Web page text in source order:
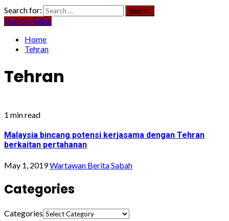
Search for:
Watch Online
Home
Tehran
Tehran
1 min read
Malaysia bincang potensi kerjasama dengan Tehran
berkaitan pertahanan
May 1, 2019Wartawan Berita Sabah
Categories
Categories